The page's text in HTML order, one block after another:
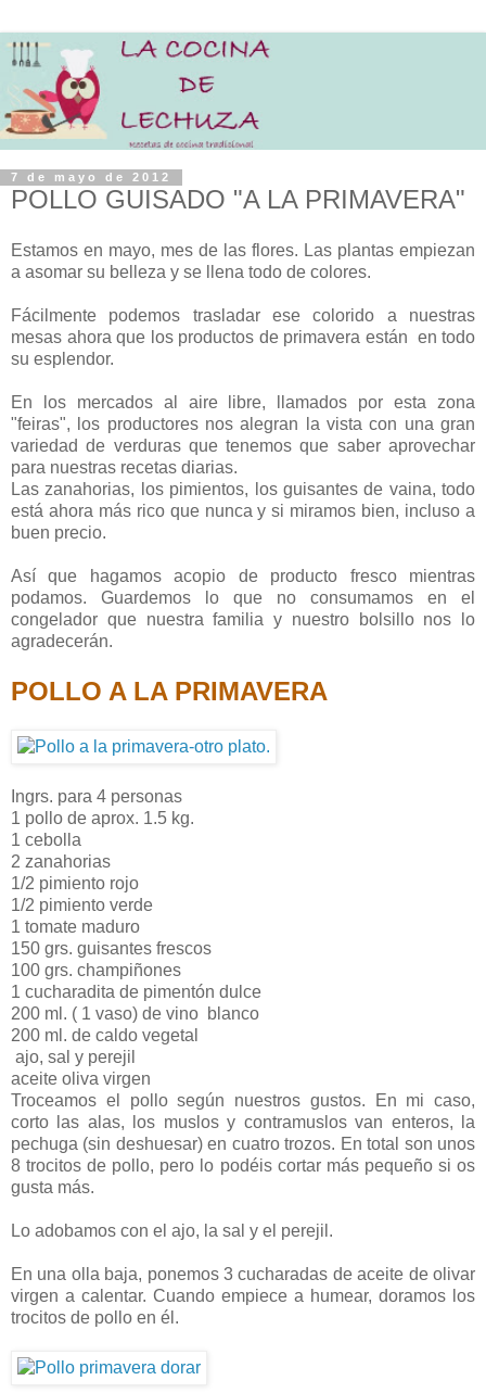
7 de mayo de 2012
POLLO GUISADO "A LA PRIMAVERA"
Estamos en mayo, mes de las flores. Las plantas empiezan
a asomar su belleza y se llena todo de colores.
Fácilmente podemos trasladar ese colorido a nuestras
mesas ahora que los productos de primavera están en todo
su esplendor.
En los mercados al aire libre, llamados por esta zona
"feiras", los productores nos alegran la vista con una gran
variedad de verduras que tenemos que saber aprovechar
para nuestras recetas diarias.
Las zanahorias, los pimientos, los guisantes de vaina, todo
está ahora más rico que nunca y si miramos bien, incluso a
buen precio.
Así que hagamos acopio de producto fresco mientras
podamos. Guardemos lo que no consumamos en el
congelador que nuestra familia y nuestro bolsillo nos lo
agradecerán.
POLLO A LA PRIMAVERA
Ingrs. para 4 personas
1 pollo de aprox. 1.5 kg.
1 cebolla
2 zanahorias
1/2 pimiento rojo
1/2 pimiento verde
1 tomate maduro
150 grs. guisantes frescos
100 grs. champiñones
1 cucharadita de pimentón dulce
200 ml. ( 1 vaso) de vino blanco
200 ml. de caldo vegetal
ajo, sal y perejil
aceite oliva virgen
Troceamos el pollo según nuestros gustos. En mi caso,
corto las alas, los muslos y contramuslos van enteros, la
pechuga (sin deshuesar) en cuatro trozos. En total son unos
8 trocitos de pollo, pero lo podéis cortar más pequeño si os
gusta más.
Lo adobamos con el ajo, la sal y el perejil.
En una olla baja, ponemos 3 cucharadas de aceite de olivar
virgen a calentar. Cuando empiece a humear, doramos los
trocitos de pollo en él.